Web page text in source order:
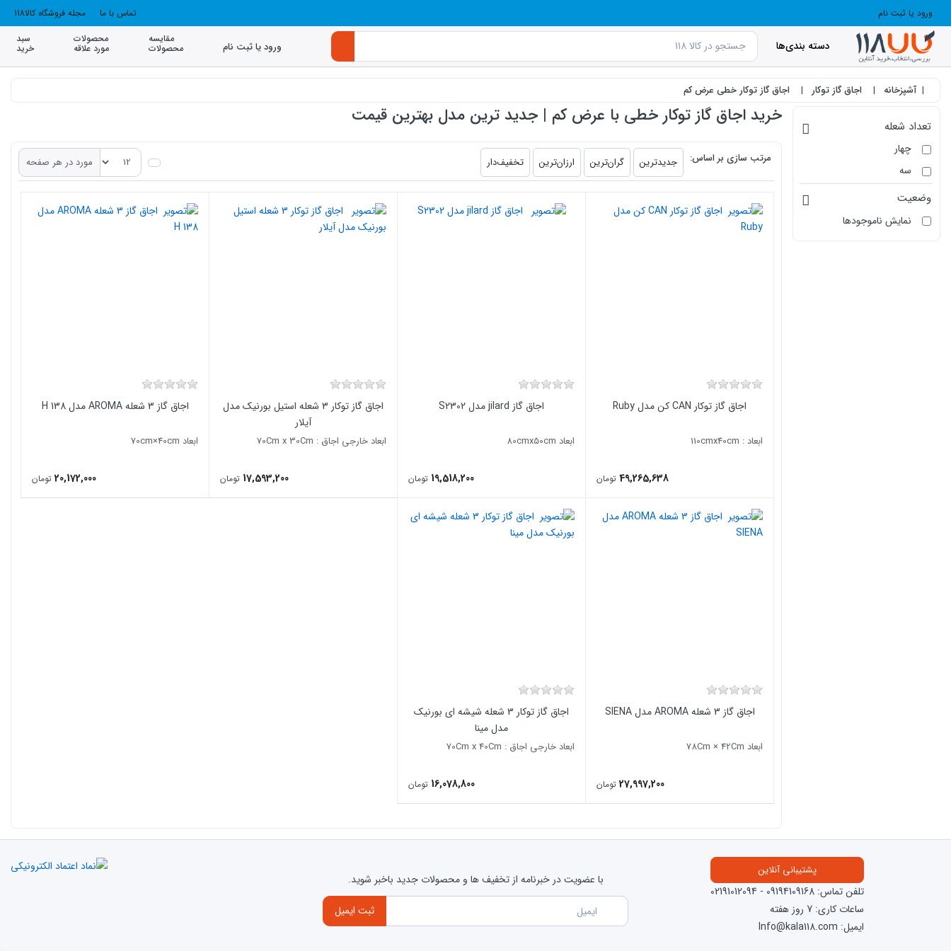
ورود یا ثبت نام تماس با ما مجله فروشگاه کالا118
دسته بندی‌ها ورود یا ثبت نام
مقایسه
محصولات
محصولات
مورد علاقه
سبد
خرید
آشپزخانه اجاق گاز توکار اجاق گاز توکار خطی عرض کم
تعداد شعله
چهار
سه
وضعیت
نمایش ناموجودها
خرید اجاق گاز توکار خطی با عرض کم | جدید ترین مدل بهترین قیمت
products.productlist
مرتب سازی بر اساس: جدیدترین گران‌ترین ارزان‌ترین تخفیف‌دار مورد در هر صفحه
اجاق گاز توکار CAN کن مدل Ruby
ابعاد : 110cmx40cm
49,265,638 تومان
اجاق گاز jilard مدل S2302
ابعاد 80cmx50cm
19,518,200 تومان
اجاق گاز توکار 3 شعله استیل بورنیک مدل
آیلار
ابعاد خارجی اجاق : 70Cm x 30Cm
17,593,200 تومان
اجاق گاز 3 شعله AROMA مدل H 138
ابعاد 70cm×40cm
20,172,000 تومان
اجاق گاز 3 شعله AROMA مدل SIENA
ابعاد 78Cm × 42Cm
27,997,200 تومان
اجاق گاز توکار 3 شعله شیشه ای بورنیک
مدل مینا
ابعاد خارجی اجاق : 70Cm x 40Cm
16,078,800 تومان
با عضویت در خبرنامه از تخفیف ها و محصولات جدید باخبر شوید.
ثبت ایمیل
پشتیبانی آنلاین
تلفن تماس: 09194109168
-
02191012094
ساعات کاری: 7 روز هفته
ایمیل: Info@kala118.com